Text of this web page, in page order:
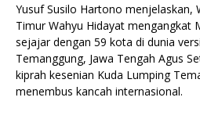
Yusuf Susilo Hartono menjelaskan,
Timur Wahyu Hidayat mengangkat
sejajar dengan 59 kota di dunia
Temanggung, Jawa Tengah Agus
kiprah kesenian Kuda Lumping
menembus kancah internasional.